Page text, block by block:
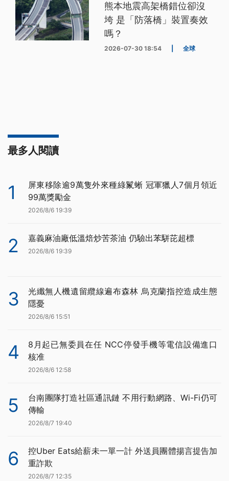
熊本地震高架橋錯位卻沒
垮 是「防落橋」裝置奏效
嗎？
2026-07-30 18:54 全球
最多人閱讀
1
屏東移除逾9萬隻外來種綠鬣蜥 冠軍獵人7個月領近
99萬獎勵金
2026/8/6 19:39
2 嘉義麻油廠低溫焙炒苦茶油 仍驗出苯駢芘超標
2026/8/6 19:39
3
光纖無人機遺留纜線遍布森林 烏克蘭指控造成生態
隱憂
2026/8/6 15:51
4
8月起已無委員在任 NCC停發手機等電信設備進口
核准
2026/8/6 12:58
5
台南團隊打造社區通訊鏈 不用行動網路、Wi-Fi仍可
傳輸
2026/8/7 19:40
6
控Uber Eats給薪未一單一計 外送員團體揚言提告加
重詐欺
2026/8/7 12:35